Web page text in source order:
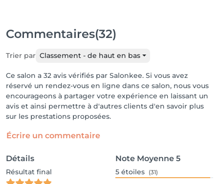
Commentaires(32)
Trier par Classement - de haut en bas
Ce salon a 32 avis vérifiés par Salonkee. Si vous avez
réservé un rendez-vous en ligne dans ce salon, nous vous
encourageons à partager votre expérience en laissant un
avis et ainsi permettre à d'autres clients d'en savoir plus
sur les prestations proposées.
Écrire un commentaire
Détails
Résultat final
Note Moyenne 5
5 étoiles (31)